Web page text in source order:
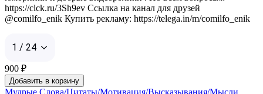
https://clck.ru/3Sh9ev Ссылка на канал для друзей
@comilfo_enik Купить рекламу: https://telega.in/m/comilfo_enik
1 / 24
900 ₽
Добавить в корзину
Мудрые Слова/Цитаты/Мотивация/Высказывания/Мысли